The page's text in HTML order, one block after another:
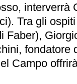
interverrà
Tra gli
Faber),
fondatore
Campo